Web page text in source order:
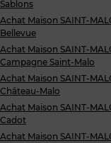
Sablons
Achat Maison SAINT-
Bellevue
Achat Maison SAINT-
Campagne Saint-Malo
Achat Maison SAINT-
Château-Malo
Achat Maison SAINT-
Cadot
Achat Maison SAINT-